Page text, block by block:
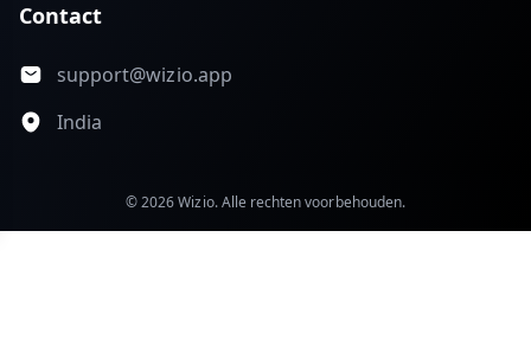
Contact
support@wizio.app
India
© 2026 Wizio. Alle rechten voorbehouden.